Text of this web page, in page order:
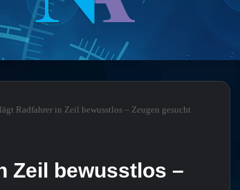
Radfahrer in Zeil bewusstlos – Zeugen gesucht
Zeil bewusstlos –